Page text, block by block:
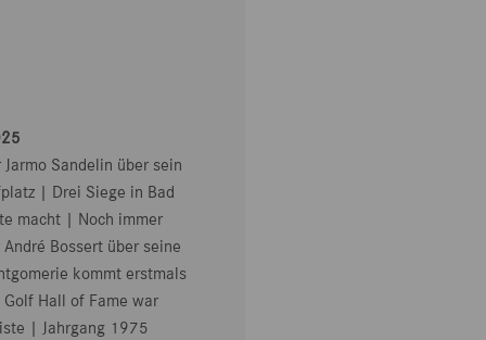
Sandelin über sein
| Drei Siege in Bad
macht | Noch immer
Bossert über seine
kommt erstmals
Hall of Fame war
| Jahrgang 1975